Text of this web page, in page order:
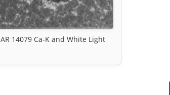
AR 14079 Ca-K and White Light